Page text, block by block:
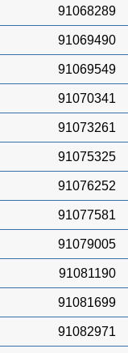
91068289
91069490
91069549
91070341
91073261
91075325
91076252
91077581
91079005
91081190
91081699
91082971